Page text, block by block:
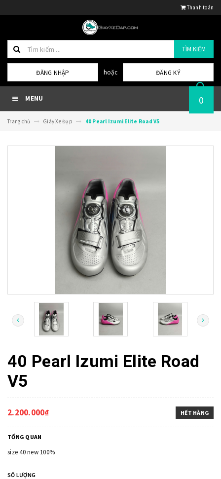
Thanh toán
TÌM KIẾM
ĐĂNG NHẬP hoặc ĐĂNG KÝ
MENU 0
Trang chủ Giày Xe Đạp 40 Pearl Izumi Elite Road V5
40 Pearl Izumi Elite Road
V5
2.200.000₫ HẾT HÀNG
TỔNG QUAN
size 40 new 100%
SỐ LƯỢNG